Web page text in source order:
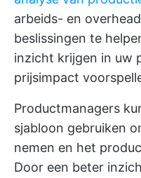
arbeids- en
beslissingen te
inzicht krijgen in uw
prijsimpact
Productmanagers
sjabloon gebruiken
nemen en het
Door een beter